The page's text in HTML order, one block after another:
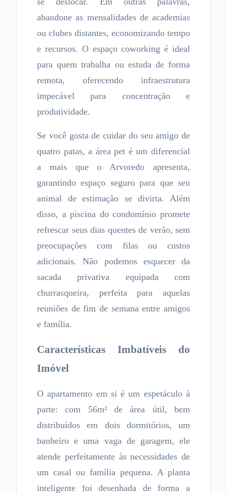
abandone as mensalidades de academias
ou clubes distantes, economizando tempo
e recursos. O espaço coworking é ideal
para quem trabalha ou estuda de forma
remota, oferecendo infraestrutura
impecável para concentração e
produtividade.
Se você gosta de cuidar do seu amigo de
quatro patas, a área pet é um diferencial
a mais que o Arvoredo apresenta,
garantindo espaço seguro para que seu
animal de estimação se divirta. Além
disso, a piscina do condomínio promete
refrescar seus dias quentes de verão, sem
preocupações com filas ou custos
adicionais. Não podemos esquecer da
sacada privativa equipada com
churrasqueira, perfeita para aquelas
reuniões de fim de semana entre amigos
e família.
Características Imbatíveis do
Imóvel
O apartamento em si é um espetáculo à
parte: com 56m² de área útil, bem
distribuídos em dois dormitórios, um
banheiro e uma vaga de garagem, ele
atende perfeitamente às necessidades de
um casal ou família pequena. A planta
inteligente foi desenhada de forma a